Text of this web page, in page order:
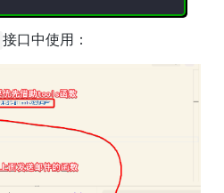
接口中使用：